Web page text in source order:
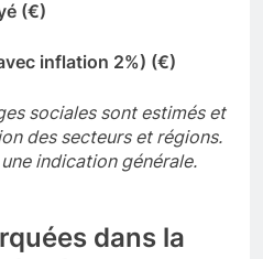
(€)
inflation 2%) (€)
sociales sont estimés et
des secteurs et régions.
indication générale.
dans la